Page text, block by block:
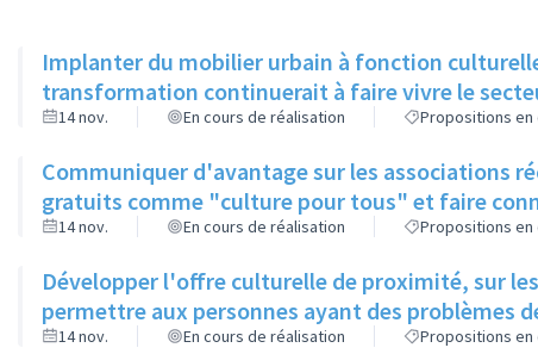
Implanter du mobilier urbain à fonction
transformation continuerait à faire vivre le
14 nov. En cours de réalisation Propositions en
Communiquer d'avantage sur les associations
gratuits comme "culture pour tous" et faire
14 nov. En cours de réalisation Propositions en
Développer l'offre culturelle de proximité, sur
permettre aux personnes ayant des problèmes
14 nov. En cours de réalisation Propositions en